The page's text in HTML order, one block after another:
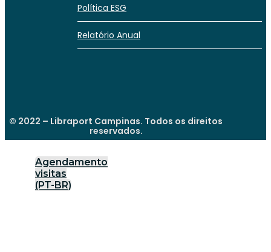
Política ESG
Relatório Anual
© 2022 – Libraport Campinas. Todos os direitos
reservados.
Agendamento
visitas
(PT-BR)